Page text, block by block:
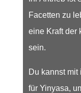
Facetten zu
eine Kraft der
sein.
Du kannst mit
für Yinyasa,